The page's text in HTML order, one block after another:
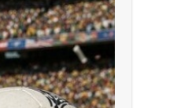
مؤتمر اقتصادي يتم
أخبار لبنان مفكرة
أخبار لبنان